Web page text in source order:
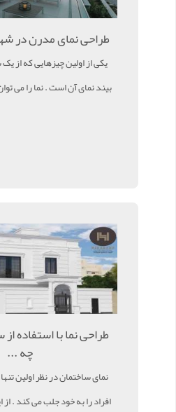
طراحی نمای مدرن در
یکی از اولین چیزهایی که از
بیند نمای آن است . نما را می
طراحی نما با استفاده
چه ...
نمای ساختمان در نظر اولین
افراد را به خود جلب می کند .